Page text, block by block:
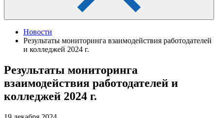
Новости
Результаты мониторинга взаимодействия работодателей
и колледжей 2024 г.
Результаты мониторинга
взаимодействия работодателей и
колледжей 2024 г.